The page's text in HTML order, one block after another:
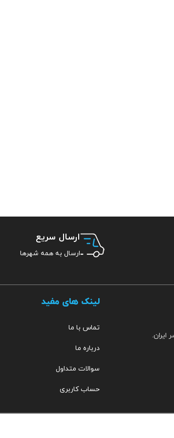
ارسال سریع
ارسال به همه شهرها
ایران.
لینک های مفید
تماس با ما
درباره ما
سوالات متداول
حساب کاربری